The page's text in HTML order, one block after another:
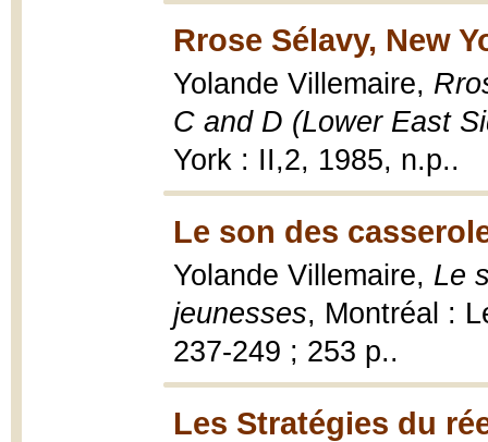
Rrose Sélavy, New
Yolande Villemaire,
C and D (Lower East
York : II,2, 1985, n.p..
Le son des
Yolande Villemaire, Le
jeunesses, Montréal :
237-249 ; 253 p..
Les Stratégies du